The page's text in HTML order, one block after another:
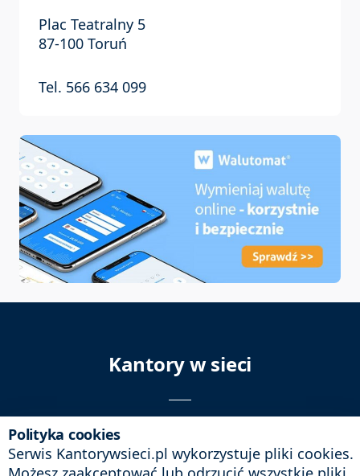
Plac Teatralny 5
87-100 Toruń
Tel. 566 634 099
Kantory w sieci
© 2009 - 2026
Kontakt: biuro@kantorywsieci.pl
Polityka cookies
Serwis Kantorywsieci.pl wykorzystuje pliki cookies.